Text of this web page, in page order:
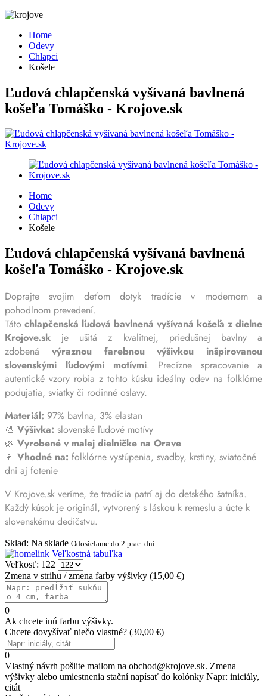
Home
Odevy
Chlapci
Košele
Ľudová chlapčenská vyšívaná bavlnená
košeľa Tomáško - Krojove.sk
Home
Odevy
Chlapci
Košele
Ľudová chlapčenská vyšívaná bavlnená
košeľa Tomáško - Krojove.sk
Doprajte svojim deťom dotyk tradície v modernom a
pohodlnom prevedení.
Táto chlapčenská ľudová bavlnená vyšívaná košeľa z dielne
Krojove.sk je ušitá z kvalitnej, priedušnej bavlny a
zdobená výraznou farebnou výšivkou inšpirovanou
slovenskými ľudovými motívmi. Precízne spracovanie a
autentické vzory robia z tohto kúsku ideálny odev na folklórne
podujatia, sviatky či rodinné oslavy.
Materiál: 97% bavlna, 3% elastan
🎨 Výšivka: slovenské ľudové motívy
🌿 Vyrobené v malej dielničke na Orave
👦 Vhodné na: folklórne vystúpenia, svadby, krstiny, sviatočné
dni aj fotenie
V Krojove.sk veríme, že tradícia patrí aj do detského šatníka.
Každý kúsok je originál, vytvorený s láskou k remeslu a úcte k
slovenskému dedičstvu.
Sklad: Na sklade Odosielame do 2 prac. dní
Veľkostná tabuľka
Veľkosť: 122
Zmena v strihu / zmena farby výšivky (15,00 €)
0
Ak chcete inú farbu výšivky.
Chcete dovyšívať niečo vlastné? (30,00 €)
0
Vlastný návrh pošlite mailom na obchod@krojove.sk. Zmena
výšivky alebo umiestnenia stační napísať do kolónky Napr: iniciály,
citát